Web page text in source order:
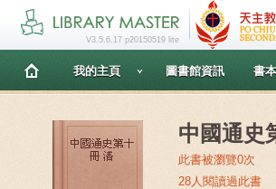
V3.5.6.17 p20150519 lite
我的主頁 圖書館資訊 書
中國通史
此書被瀏覽0次
28人閱讀過此書